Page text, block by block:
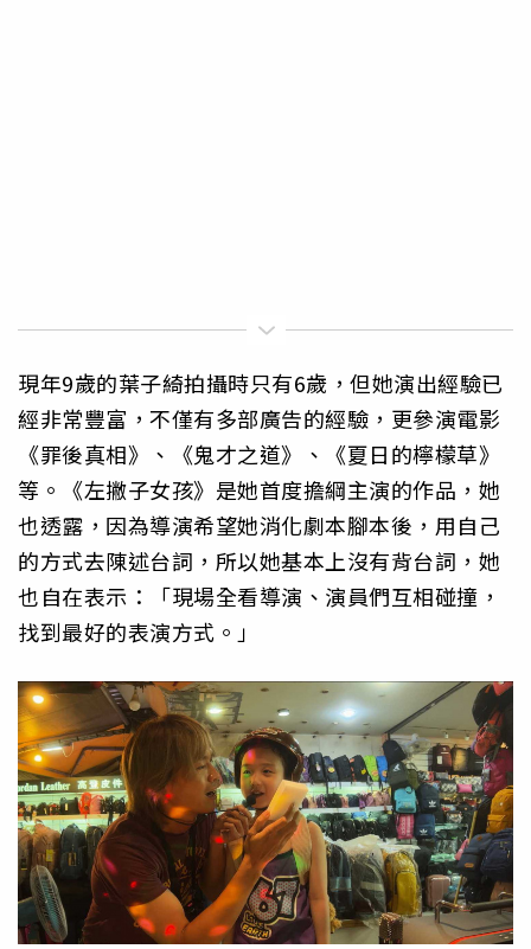
現年9歲的葉子綺拍攝時只有6歲，但她演出經驗已
經非常豐富，不僅有多部廣告的經驗，更參演電影
《罪後真相》、《鬼才之道》、《夏日的檸檬草》
等。《左撇子女孩》是她首度擔綱主演的作品，她
也透露，因為導演希望她消化劇本腳本後，用自己
的方式去陳述台詞，所以她基本上沒有背台詞，她
也自在表示：「現場全看導演、演員們互相碰撞，
找到最好的表演方式。」